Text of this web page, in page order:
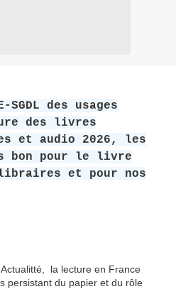
SGDL des usages
des livres
et audio 2026, les
bon pour le livre
et pour nos
la lecture en France
persistant du papier et du rôle